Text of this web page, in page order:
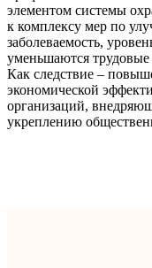
элементом системы
к комплексу мер по
заболеваемость,
уменьшаются трудовые
Как следствие –
экономической
организаций,
укреплению